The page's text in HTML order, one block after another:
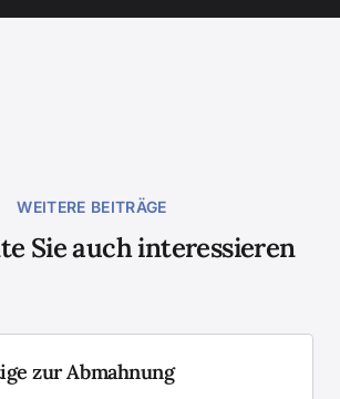
WEITERE BEITRÄGE
Sie auch interessieren
zur Abmahnung